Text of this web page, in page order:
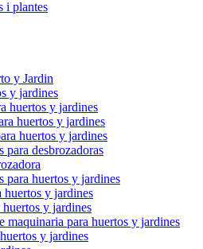
y Jardin
y jardines
huertos y jardines
huertos y jardines
huertos y jardines
para desbrozadoras
para huertos y jardines
huertos y jardines
y jardines
maquinaria para huertos y jardines
y jardines